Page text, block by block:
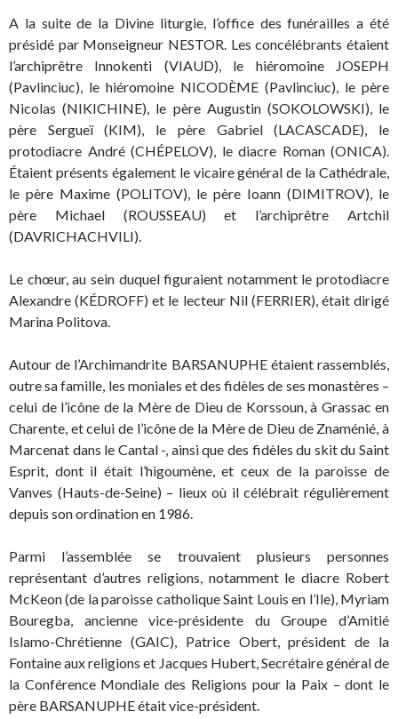
A la suite de la Divine liturgie, l’office des funérailles a été
présidé par Monseigneur NESTOR. Les concélébrants étaient
l’archiprêtre Innokenti (VIAUD), le hiéromoine JOSEPH
(Pavlinciuc), le hiéromoine NICODÈME (Pavlinciuc), le père
Nicolas (NIKICHINE), le père Augustin (SOKOLOWSKI), le
père Sergueï (KIM), le père Gabriel (LACASCADE), le
protodiacre André (CHÉPELOV), le diacre Roman (ONICA).
Étaient présents également le vicaire général de la Cathédrale,
le père Maxime (POLITOV), le père Ioann (DIMITROV), le
père Michael (ROUSSEAU) et l’archiprêtre Artchil
(DAVRICHACHVILI).
Le chœur, au sein duquel figuraient notamment le protodiacre
Alexandre (KÉDROFF) et le lecteur Nil (FERRIER), était dirigé
Marina Politova.
Autour de l’Archimandrite BARSANUPHE étaient rassemblés,
outre sa famille, les moniales et des fidèles de ses monastères –
celui de l’icône de la Mère de Dieu de Korssoun, à Grassac en
Charente, et celui de l’icône de la Mère de Dieu de Znaménié, à
Marcenat dans le Cantal -, ainsi que des fidèles du skit du Saint
Esprit, dont il était l’higoumène, et ceux de la paroisse de
Vanves (Hauts-de-Seine) – lieux où il célébrait régulièrement
depuis son ordination en 1986.
Parmi l’assemblée se trouvaient plusieurs personnes
représentant d’autres religions, notamment le diacre Robert
McKeon (de la paroisse catholique Saint Louis en l’Ile), Myriam
Bouregba, ancienne vice-présidente du Groupe d’Amitié
Islamo-Chrétienne (GAIC), Patrice Obert, président de la
Fontaine aux religions et Jacques Hubert, Secrétaire général de
la Conférence Mondiale des Religions pour la Paix – dont le
père BARSANUPHE était vice-président.